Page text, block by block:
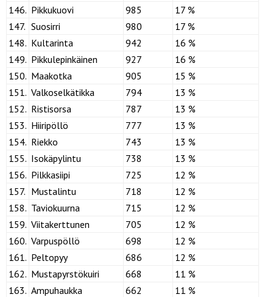
146. Pikkukuovi 985
17 %
147. Suosirri 980
17 %
148. Kultarinta 942
16 %
149. Pikkulepinkäinen 927
16 %
150. Maakotka 905
15 %
151. Valkoselkätikka 794
13 %
152. Ristisorsa 787
13 %
153. Hiiripöllö 777
13 %
154. Riekko 743
13 %
155. Isokäpylintu 738
13 %
156. Pilkkasiipi 725
12 %
157. Mustalintu 718
12 %
158. Taviokuurna 715
12 %
159. Viitakerttunen 705
12 %
160. Varpuspöllö 698
12 %
161. Peltopyy 686
12 %
162. Mustapyrstökuiri 668
11 %
163. Ampuhaukka 662
11 %